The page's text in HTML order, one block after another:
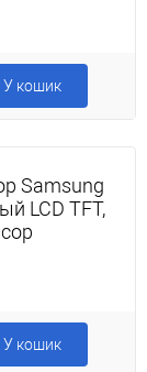
У кошик
Samsung
LCD TFT,
У кошик